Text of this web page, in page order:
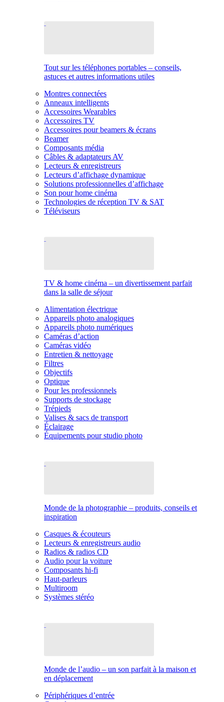
Tout sur les téléphones portables – conseils,
astuces et autres informations utiles
Montres connectées
Anneaux intelligents
Accessoires Wearables
Accessoires TV
Accessoires pour beamers & écrans
Beamer
Composants média
Câbles & adaptateurs AV
Lecteurs & enregistreurs
Lecteurs d’affichage dynamique
Solutions professionnelles d’affichage
Son pour home cinéma
Technologies de réception TV & SAT
Téléviseurs
TV & home cinéma – un divertissement parfait
dans la salle de séjour
Alimentation électrique
Appareils photo analogiques
Appareils photo numériques
Caméras d’action
Caméras vidéo
Entretien & nettoyage
Filtres
Objectifs
Optique
Pour les professionnels
Supports de stockage
Trépieds
Valises & sacs de transport
Éclairage
Équipements pour studio photo
Monde de la photographie – produits, conseils et
inspiration
Casques & écouteurs
Lecteurs & enregistreurs audio
Radios & radios CD
Audio pour la voiture
Composants hi-fi
Haut-parleurs
Multiroom
Systèmes stéréo
Monde de l’audio – un son parfait à la maison et
en déplacement
Périphériques d’entrée